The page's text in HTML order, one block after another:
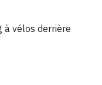
à vélos derrière